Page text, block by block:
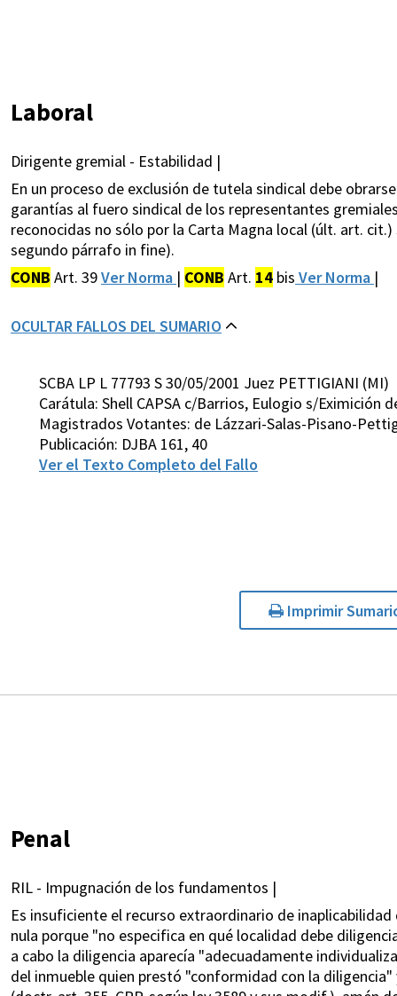
Laboral
Dirigente gremial - Estabilidad |
En un proceso de exclusión de tutela sindical debe
garantías al fuero sindical de los representantes
reconocidas no sólo por la Carta Magna local (últ. art.
segundo párrafo in fine).
CONB Art. 39Ver Norma | CONB Art. 14 bis Ver Norma |
OCULTAR FALLOS DEL SUMARIO
SCBA LP L 77793 S 30/05/2001 Juez PETTIGIANI (MI)
Carátula: Shell CAPSA c/Barrios, Eulogio s/Eximición
Magistrados Votantes: de Lázzari-Salas-Pisano-
Publicación: DJBA 161, 40
Ver el Texto Completo del Fallo
Imprimir
Penal
RIL - Impugnación de los fundamentos |
Es insuficiente el recurso extraordinario de
nula porque "no especifica en qué localidad debe
a cabo la diligencia aparecía "adecuadamente
del inmueble quien prestó "conformidad con la